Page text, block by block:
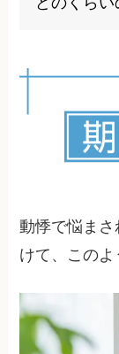
関連性を詳
することが
常生活での
イスしてい
スペースが
す。日常生
もアドバイ
り方や、効
クササイズ
す。一人一
って個人差
術で明らか
果に基づい
す。ただし
積がある場
になること
ることができ
動悸で悩ま
けて、このよ